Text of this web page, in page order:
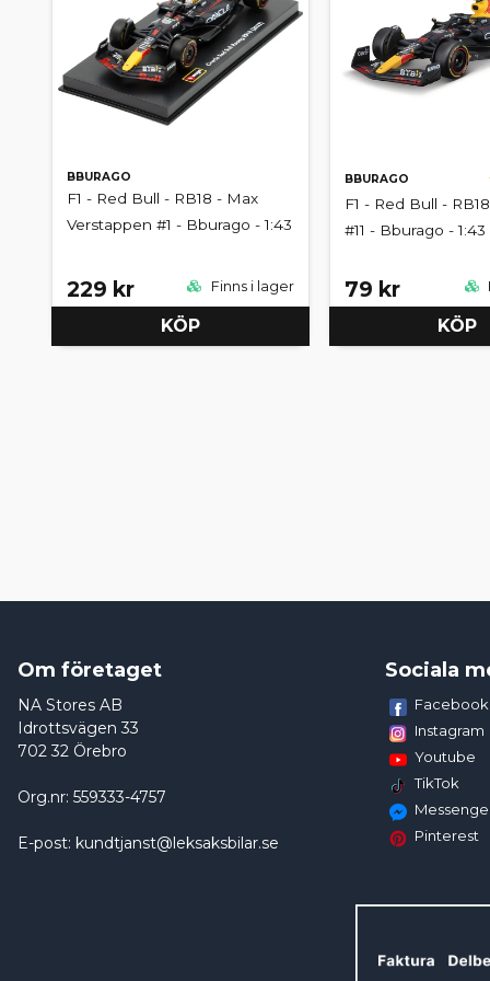
BBURAGO
F1 - Red Bull - RB18 - Max
Verstappen #1 - Bburago - 1:43
229 kr Finns i lager
KÖP
BBURAGO
F1 - Red Bull -
#11 - Bburago - 1:43
79 kr
KÖP
Om företaget
NA Stores AB
Idrottsvägen 33
702 32 Örebro
Org.nr: 559333-4757
E-post: kundtjanst@leksaksbilar.se
Sociala
Facebook
Instagram
Youtube
TikTok
Pinterest